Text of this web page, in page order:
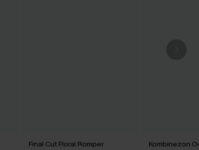
Final Cut Floral Romper Kombinezon